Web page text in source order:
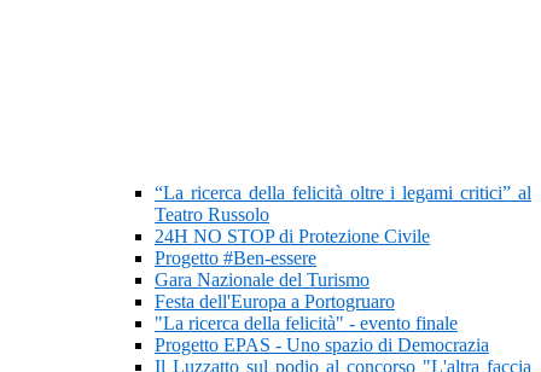
“La ricerca della felicità oltre i legami critici” al
Teatro Russolo
24H NO STOP di Protezione Civile
Progetto #Ben-essere
Gara Nazionale del Turismo
Festa dell'Europa a Portogruaro
"La ricerca della felicità" - evento finale
Progetto EPAS - Uno spazio di Democrazia
Il Luzzatto sul podio al concorso "L'altra faccia